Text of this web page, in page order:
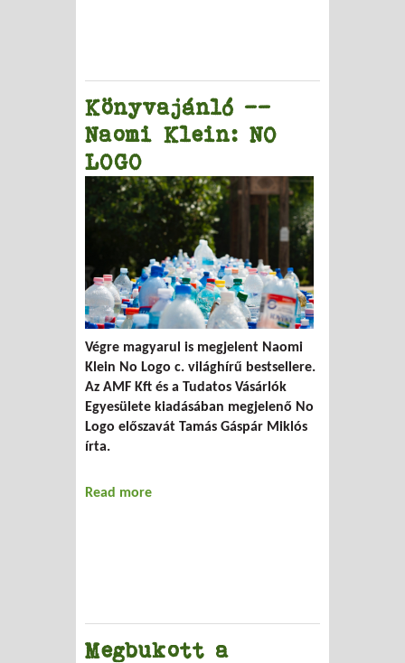
Könyvajánló --
Naomi Klein: NO
LOGO
Végre magyarul is megjelent Naomi
Klein No Logo c. világhírű bestsellere.
Az AMF Kft és a Tudatos Vásárlók
Egyesülete kiadásában megjelenő No
Logo előszavát Tamás Gáspár Miklós
írta.
Read more
Megbukott a